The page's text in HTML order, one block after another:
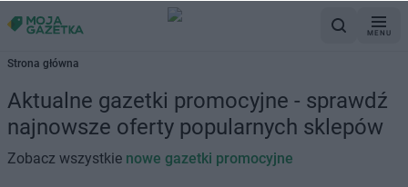
MENU
Strona główna
Aktualne gazetki promocyjne - sprawdź
najnowsze oferty popularnych sklepów
Zobacz wszystkie nowe gazetki promocyjne